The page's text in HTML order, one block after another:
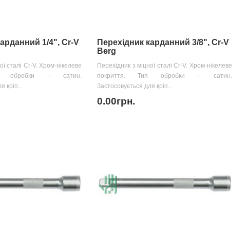
1/4", Cr-V
сталі Cr-V. Хром-нікелеве
обробки – сатин.
кріп..
Перехідник карданний 3/8", Cr-V
Berg
Перехідник з міцної сталі Cr-V. Хром-нікелеве
покриття. Тип обробки – сатин.
Застосовується для кріп..
0.00грн.